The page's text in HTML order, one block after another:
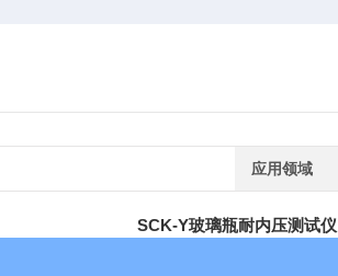
应用领域
SCK-Y玻璃瓶耐内压测试仪